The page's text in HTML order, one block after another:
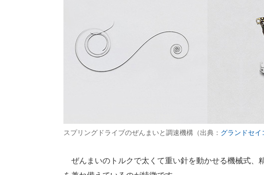
スプリングドライブのぜんまいと調速機構（出典： グランドセイ
ぜんまいのトルクで太くて重い針を動かせる機械式、